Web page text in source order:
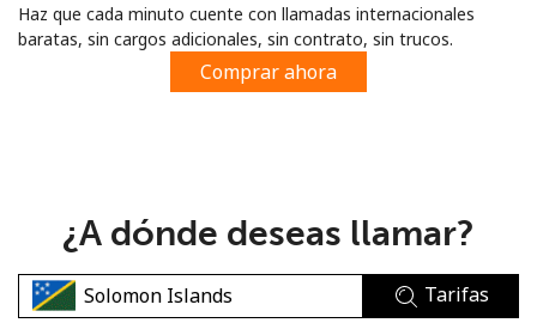
o
Haz que cada minuto cuente con llamadas internacionales
baratas, sin cargos adicionales, sin contrato, sin trucos.
Comprar ahora
¿A dónde deseas llamar?
Tarifas